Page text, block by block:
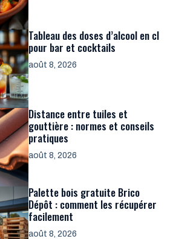
Tableau des doses d’alcool en cl
pour bar et cocktails
août 8, 2026
Distance entre tuiles et
gouttière : normes et conseils
pratiques
août 8, 2026
Palette bois gratuite Brico
Dépôt : comment les récupérer
facilement
août 8, 2026